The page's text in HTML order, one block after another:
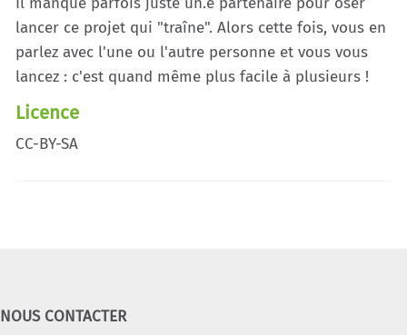
lancer ce projet qui "traîne". Alors cette fois, vous en
parlez avec l'une ou l'autre personne et vous vous
lancez : c'est quand même plus facile à plusieurs !
Licence
CC-BY-SA
NOUS CONTACTER